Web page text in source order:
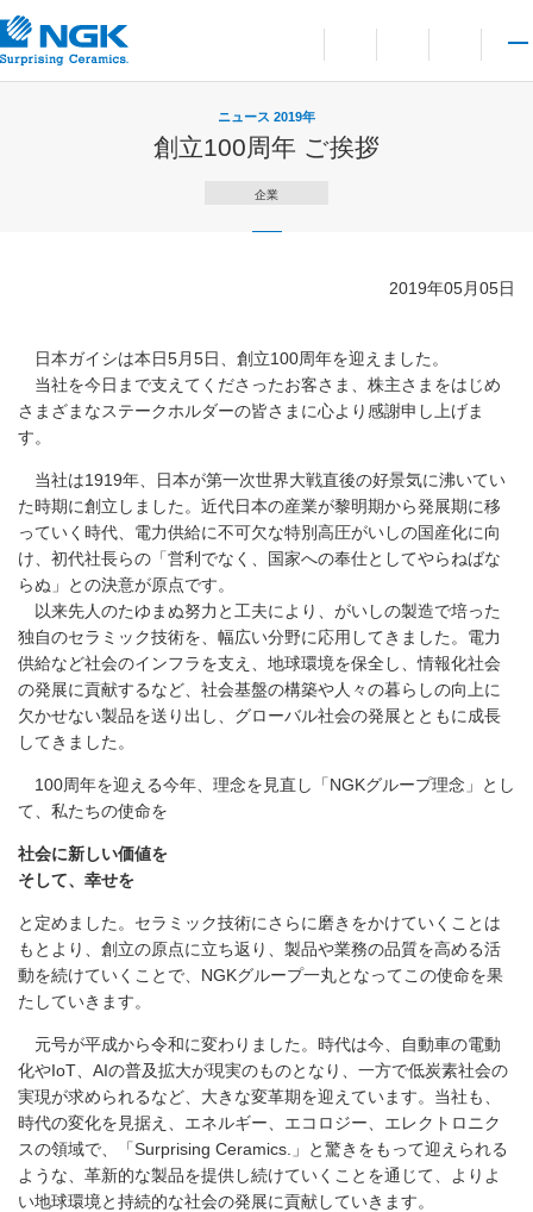
言語切り替えメニュー
サイト内検索を開
お問い合わせ
メイ
ニュース 2019年
創立100周年 ご挨拶
企業
2019年05月05日
日本ガイシは本日5月5日、創立100周年を迎えました。
当社を今日まで支えてくださったお客さま、株主さまをはじめ
さまざまなステークホルダーの皆さまに心より感謝申し上げま
す。
当社は1919年、日本が第一次世界大戦直後の好景気に沸いてい
た時期に創立しました。近代日本の産業が黎明期から発展期に移
っていく時代、電力供給に不可欠な特別高圧がいしの国産化に向
け、初代社長らの「営利でなく、国家への奉仕としてやらねばな
らぬ」との決意が原点です。
以来先人のたゆまぬ努力と工夫により、がいしの製造で培った
独自のセラミック技術を、幅広い分野に応用してきました。電力
供給など社会のインフラを支え、地球環境を保全し、情報化社会
の発展に貢献するなど、社会基盤の構築や人々の暮らしの向上に
欠かせない製品を送り出し、グローバル社会の発展とともに成長
してきました。
100周年を迎える今年、理念を見直し「NGKグループ理念」とし
て、私たちの使命を
社会に新しい価値を
そして、幸せを
と定めました。セラミック技術にさらに磨きをかけていくことは
もとより、創立の原点に立ち返り、製品や業務の品質を高める活
動を続けていくことで、NGKグループ一丸となってこの使命を果
たしていきます。
元号が平成から令和に変わりました。時代は今、自動車の電動
化やIoT、AIの普及拡大が現実のものとなり、一方で低炭素社会の
実現が求められるなど、大きな変革期を迎えています。当社も、
時代の変化を見据え、エネルギー、エコロジー、エレクトロニク
スの領域で、「Surprising Ceramics.」と驚きをもって迎えられる
ような、革新的な製品を提供し続けていくことを通じて、よりよ
い地球環境と持続的な社会の発展に貢献していきます。